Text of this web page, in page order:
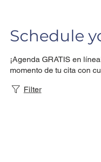
Schedule
¡Agenda GRATIS en
momento de tu cita con
Filter